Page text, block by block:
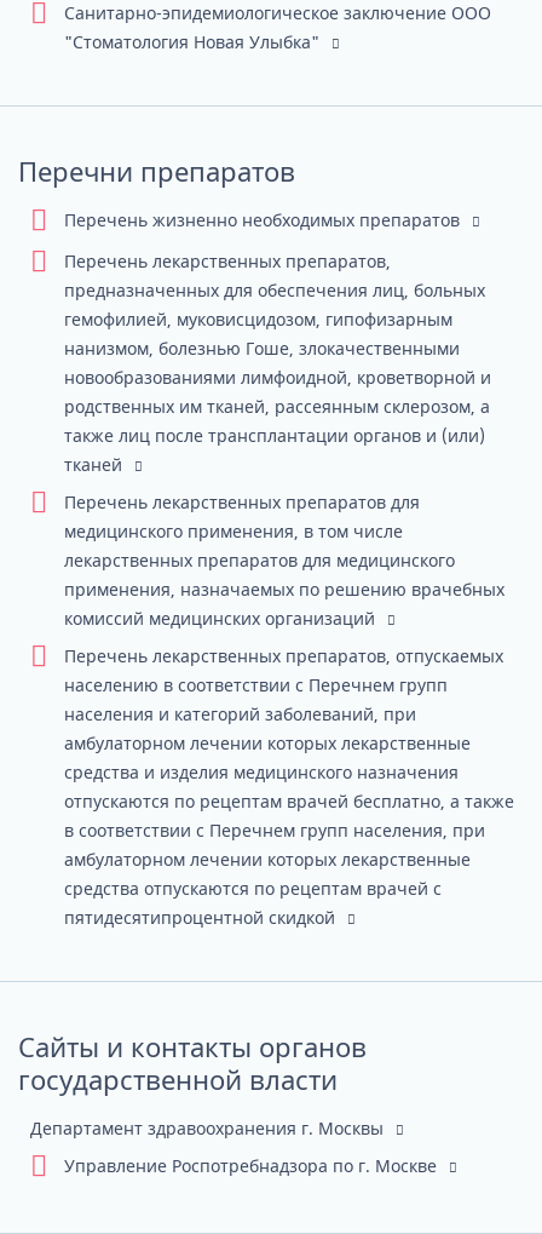
Санитарно-эпидемиологическое заключение ООО
"Стоматология Новая Улыбка"
Перечни препаратов
Перечень жизненно необходимых препаратов
Перечень лекарственных препаратов,
предназначенных для обеспечения лиц, больных
гемофилией, муковисцидозом, гипофизарным
нанизмом, болезнью Гоше, злокачественными
новообразованиями лимфоидной, кроветворной и
родственных им тканей, рассеянным склерозом, а
также лиц после трансплантации органов и (или)
тканей
Перечень лекарственных препаратов для
медицинского применения, в том числе
лекарственных препаратов для медицинского
применения, назначаемых по решению врачебных
комиссий медицинских организаций
Перечень лекарственных препаратов, отпускаемых
населению в соответствии с Перечнем групп
населения и категорий заболеваний, при
амбулаторном лечении которых лекарственные
средства и изделия медицинского назначения
отпускаются по рецептам врачей бесплатно, а также
в соответствии с Перечнем групп населения, при
амбулаторном лечении которых лекарственные
средства отпускаются по рецептам врачей с
пятидесятипроцентной скидкой
Сайты и контакты органов
государственной власти
Департамент здравоохранения г. Москвы
Управление Роспотребнадзора по г. Москве